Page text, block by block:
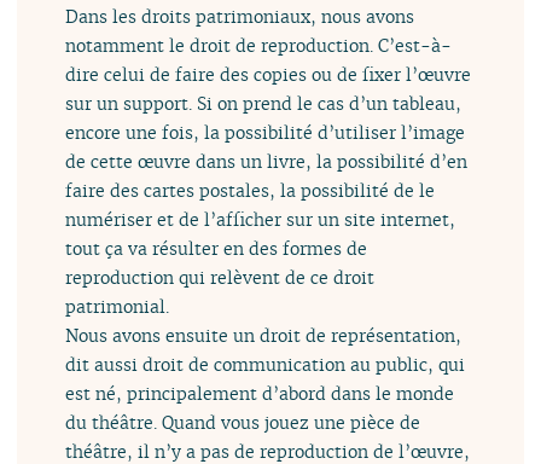
Dans les droits patrimoniaux, nous avons
notamment le droit de reproduction. C’est-à-
dire celui de faire des copies ou de fixer l’œuvre
sur un support. Si on prend le cas d’un tableau,
encore une fois, la possibilité d’utiliser l’image
de cette œuvre dans un livre, la possibilité d’en
faire des cartes postales, la possibilité de le
numériser et de l’afficher sur un site internet,
tout ça va résulter en des formes de
reproduction qui relèvent de ce droit
patrimonial.
Nous avons ensuite un droit de représentation,
dit aussi droit de communication au public, qui
est né, principalement d’abord dans le monde
du théâtre. Quand vous jouez une pièce de
théâtre, il n’y a pas de reproduction de l’œuvre,